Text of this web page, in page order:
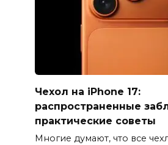
Чехол на iPhone 17:
распространенные
практические советы
Многие думают, что все